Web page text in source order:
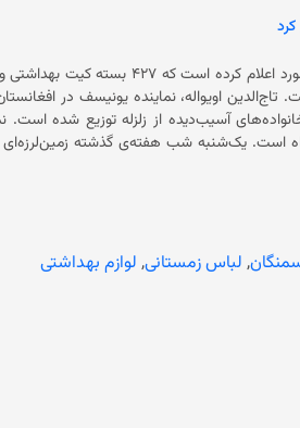
یونیسف یا صندوق حمایت از کودکان سازمان ملل متحد درتازه‌ترین
خانواده‌های آسیب‌دیده از زمین‌لرزه در ولایت سمنگان کمک کرده است. تاج‌الدین اویواله،
, لباس زمستانی, لوازم بهداشتی